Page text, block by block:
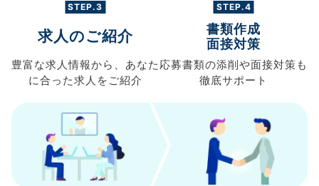
STEP.3
求人のご紹介
豊富な求人情報から、 あなた
に合った求人を ご紹介
STEP.4
書類作成
面接対策
応募書類の添削や面接対策も
徹底サポート